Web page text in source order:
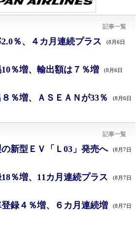
記事一覧
％、４カ月連続プラス (8月6日
10％増、輸出額は７％増 (8月6日
％増、ＡＳＥＡＮが33％ (8月6日
記事一覧
新型ＥＶ「Ｌ03」発売へ (8月7日
％増、11カ月連続プラス (8月7日
録４％増、６カ月連続増 (8月7日